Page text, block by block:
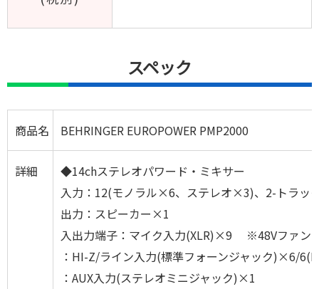
スペック
商品名 BEHRINGER EUROPOWER PMP2000
詳細
◆14chステレオパワード・ミキサー
入力：12(モノラル×6、ステレオ×3)、2-トラッ
出力：スピーカー×1
入出力端子：マイク入力(XLR)×9 ※48Vファン
：HI-Z/ライン入力(標準フォーンジャック)×6/
：AUX入力(ステレオミニジャック)×1